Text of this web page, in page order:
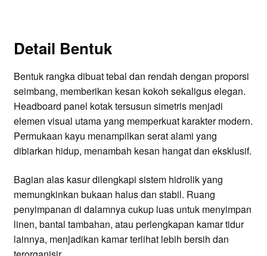
Detail Bentuk
Bentuk rangka dibuat tebal dan rendah dengan proporsi
seimbang, memberikan kesan kokoh sekaligus elegan.
Headboard panel kotak tersusun simetris menjadi
elemen visual utama yang memperkuat karakter modern.
Permukaan kayu menampilkan serat alami yang
dibiarkan hidup, menambah kesan hangat dan eksklusif.
Bagian alas kasur dilengkapi sistem hidrolik yang
memungkinkan bukaan halus dan stabil. Ruang
penyimpanan di dalamnya cukup luas untuk menyimpan
linen, bantal tambahan, atau perlengkapan kamar tidur
lainnya, menjadikan kamar terlihat lebih bersih dan